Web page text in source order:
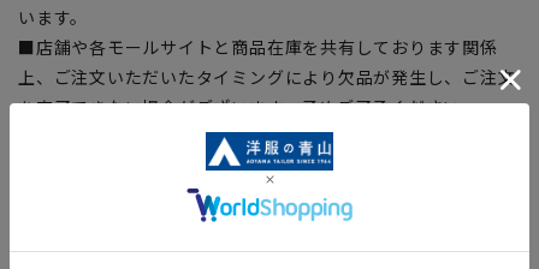
います。
■店舗や各モールサイトと商品在庫を共有しております関係
上、ご注文いただいたタイミングにより欠品が発生し、ご注文
を完了できない場合がございます。予めご了承ください。
■お急ぎ発送のご注文につきましても、ご注文のタイミングに
よってはお急ぎ発送サービスを選択できない場合がございま